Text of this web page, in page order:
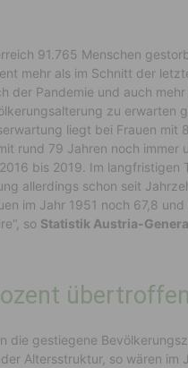
91.765 Menschen
mehr als im Schnitt der
der Pandemie und auch mehr
zu erwarten
liegt bei Frauen mit
rund 79 Jahren noch immer
bis 2019. Im langfristigen
allerdings schon seit
im Jahr 1951 noch 67,8 und
so Statistik Austria-
übertroffen
die gestiegene
Altersstruktur, so wären im